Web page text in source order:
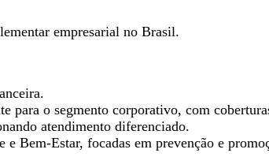
empresarial no Brasil.
para o segmento corporativo, com
atendimento diferenciado.
Bem-Estar, focadas em prevenção e